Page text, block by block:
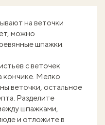
на веточки
можно
шпажки.
с веточек
кончике. Мелко
веточки, остальное
Разделите
шпажками,
и отложите в